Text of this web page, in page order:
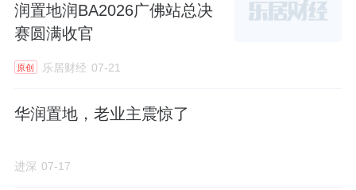
润置地润BA2026广佛站总决
赛圆满收官
原创 乐居财经 07-21
华润置地，老业主震惊了
进深 07-17